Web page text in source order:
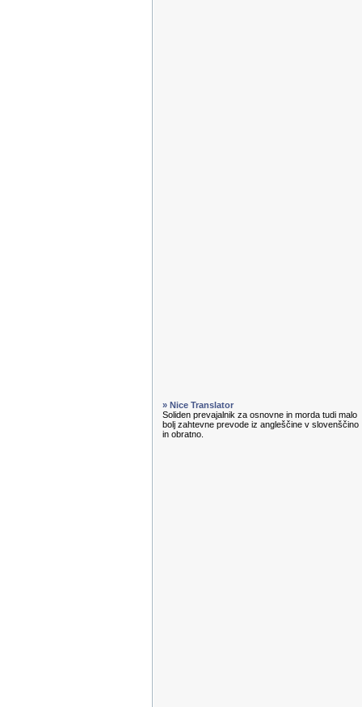
» Nice Translator
Soliden prevajalnik za osnovne in morda tudi malo
bolj zahtevne prevode iz angleščine v slovenščino
in obratno.